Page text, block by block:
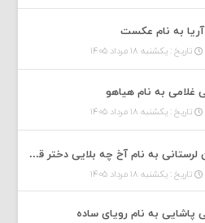
به نام عکست
تاریخ : یکشنبه ۱۸ مرداد ۱۴۰۵
غلامی به نام هیاهو
تاریخ : یکشنبه ۱۸ مرداد ۱۴۰۵
دانلود آهنگ محسن لرستانی به نام آخ چه بلایی دختر قشنگ و ماهی دختر (هوش مصنوعی)
تاریخ : یکشنبه ۱۸ مرداد ۱۴۰۵
پاشایی به نام رویای ساده